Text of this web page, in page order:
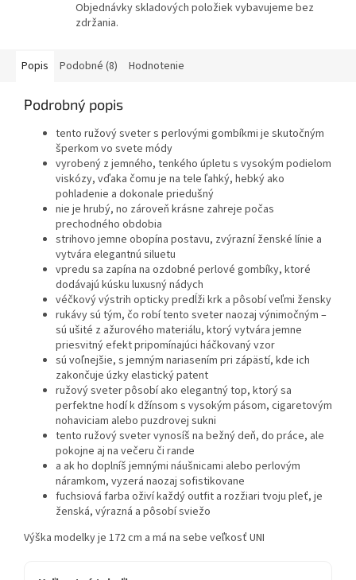
Objednávky skladových položiek vybavujeme bez
zdržania.
Popis Podobné (8) Hodnotenie
Podrobný popis
tento ružový sveter s perlovými gombíkmi je skutočným
šperkom vo svete módy
vyrobený z jemného, tenkého úpletu s vysokým podielom
viskózy, vďaka čomu je na tele ľahký, hebký ako
pohladenie a dokonale priedušný
nie je hrubý, no zároveň krásne zahreje počas
prechodného obdobia
strihovo jemne obopína postavu, zvýrazní ženské línie a
vytvára elegantnú siluetu
vpredu sa zapína na ozdobné perlové gombíky, ktoré
dodávajú kúsku luxusný nádych
véčkový výstrih opticky predĺži krk a pôsobí veľmi žensky
rukávy sú tým, čo robí tento sveter naozaj výnimočným –
sú ušité z ažurového materiálu, ktorý vytvára jemne
priesvitný efekt pripomínajúci háčkovaný vzor
sú voľnejšie, s jemným nariasením pri zápästí, kde ich
zakončuje úzky elastický patent
ružový sveter pôsobí ako elegantný top, ktorý sa
perfektne hodí k džínsom s vysokým pásom, cigaretovým
nohaviciam alebo puzdrovej sukni
tento ružový sveter vynosíš na bežný deň, do práce, ale
pokojne aj na večeru či rande
a ak ho doplníš jemnými náušnicami alebo perlovým
náramkom, vyzerá naozaj sofistikovane
fuchsiová farba oživí každý outfit a rozžiari tvoju pleť, je
ženská, výrazná a pôsobí sviežo
Výška modelky je 172 cm a má na sebe veľkosť UNI